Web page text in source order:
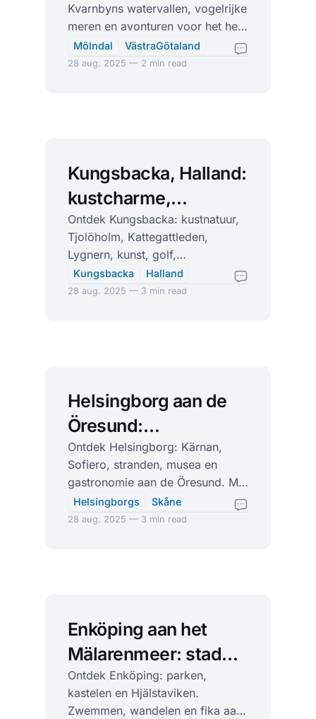
verrassend veel
natuur
Kvarnbyns watervallen, vogelrijke
meren en avonturen voor het hele
gezin. Cultuur, natuur en smaak
dicht bij Göteborg.
Mölndal VästraGötaland
28 aug. 2025 — 2 min read
Kungsbacka, Halland:
kustcharme,
kasteelglans en
kattegat-plezier
Ontdek Kungsbacka: kustnatuur,
Tjolöholm, Kattegattleden,
Lygnern, kunst, golf,
outletshopping en fijne cafés.
Perfect voor actief én relaxed.
Kungsbacka Halland
28 aug. 2025 — 3 min read
Helsingborg aan de
Öresund:
middeleeuwse toren,
koninklijke tuinen en
kustsfeer
Ontdek Helsingborg: Kärnan,
Sofiero, stranden, musea en
gastronomie aan de Öresund. Met
veerboot naar Helsingør en
topactiviteiten voor elk seizoen.
Helsingborgs Skåne
28 aug. 2025 — 3 min read
Enköping aan het
Mälarenmeer: stad
van parken, kastelen
en vogelstilte
Ontdek Enköping: parken,
kastelen en Hjälstaviken.
Zwemmen, wandelen en fika aan